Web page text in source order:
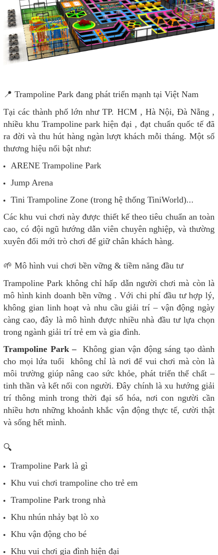
📍 Trampoline Park đang phát triển mạnh tại Việt Nam
Tại các thành phố lớn như TP. HCM , Hà Nội, Đà Nẵng ,
nhiều khu Trampoline park hiện đại , đạt chuẩn quốc tế đã
ra đời và thu hút hàng ngàn lượt khách mỗi tháng. Một số
thương hiệu nổi bật như:
ARENE Trampoline Park
Jump Arena
Tini Trampoline Zone (trong hệ thống TiniWorld)...
Các khu vui chơi này được thiết kế theo tiêu chuẩn an toàn
cao, có đội ngũ hướng dẫn viên chuyên nghiệp, và thường
xuyên đổi mới trò chơi để giữ chân khách hàng.
🌱 Mô hình vui chơi bền vững & tiềm năng đầu tư
Trampoline Park không chỉ hấp dẫn người chơi mà còn là
mô hình kinh doanh bền vững . Với chi phí đầu tư hợp lý,
không gian linh hoạt và nhu cầu giải trí – vận động ngày
càng cao, đây là mô hình được nhiều nhà đầu tư lựa chọn
trong ngành giải trí trẻ em và gia đình.
Trampoline Park – Không gian vận động sáng tạo dành
cho mọi lứa tuổi không chỉ là nơi để vui chơi mà còn là
môi trường giúp nâng cao sức khỏe, phát triển thể chất –
tinh thần và kết nối con người. Đây chính là xu hướng giải
trí thông minh trong thời đại số hóa, nơi con người cần
nhiều hơn những khoảnh khắc vận động thực tế, cười thật
và sống hết mình.
🔍
Trampoline Park là gì
Khu vui chơi trampoline cho trẻ em
Trampoline Park trong nhà
Khu nhún nhảy bạt lò xo
Khu vận động cho bé
Khu vui chơi gia đình hiện đại